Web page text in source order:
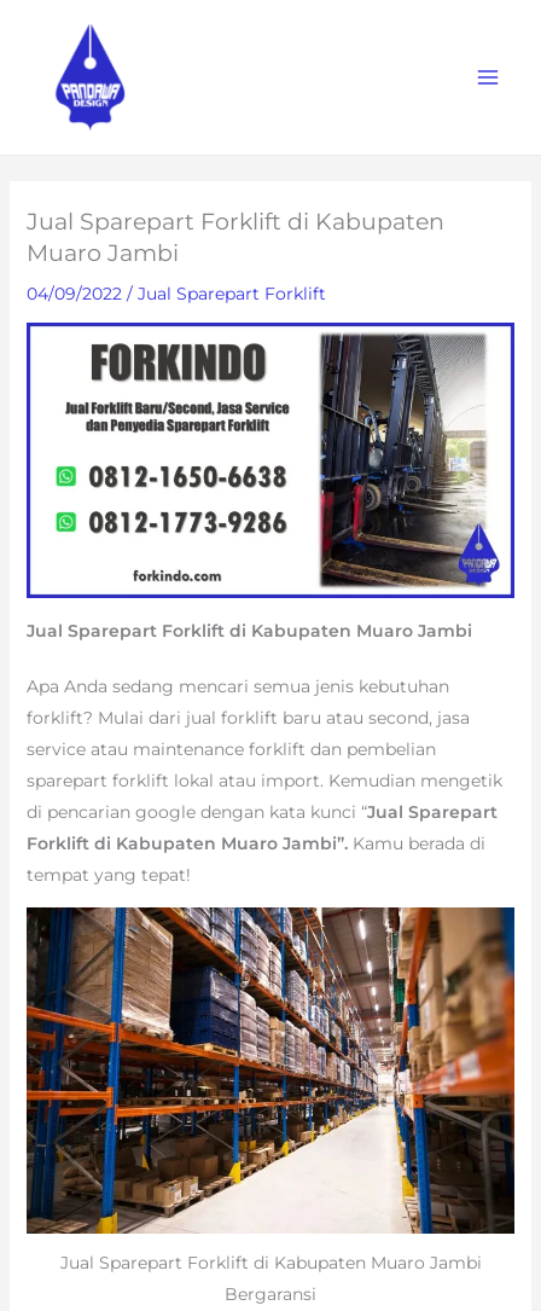
content
Jual Sparepart Forklift di Kabupaten
Muaro Jambi
04/09/2022 / Jual Sparepart Forklift
Jual Sparepart Forklift di Kabupaten Muaro Jambi
Apa Anda sedang mencari semua jenis kebutuhan
forklift? Mulai dari jual forklift baru atau second, jasa
service atau maintenance forklift dan pembelian
sparepart forklift lokal atau import. Kemudian mengetik
di pencarian google dengan kata kunci “Jual Sparepart
Forklift di Kabupaten Muaro Jambi”. Kamu berada di
tempat yang tepat!
Jual Sparepart Forklift di Kabupaten Muaro Jambi
Bergaransi